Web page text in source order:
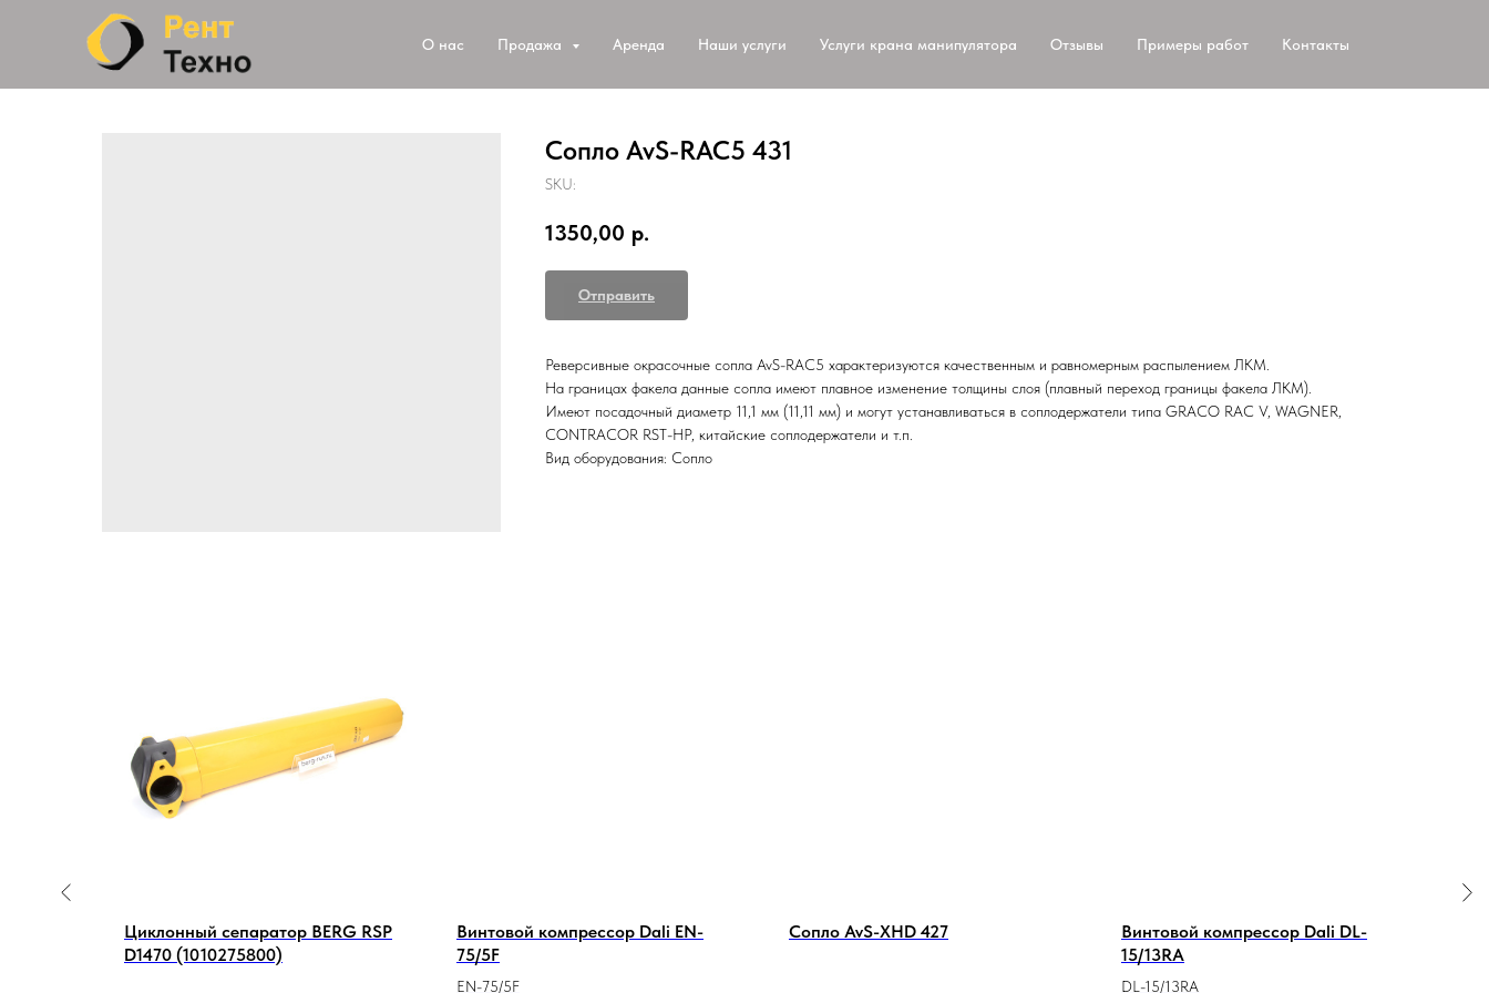
О нас Продажа Аренда Наши услуги Услуги крана манипулятора Отзывы Примеры работ Контакты
Сопло AvS-RAC5 431
SKU:
1350,00 р.
Отправить
Реверсивные окрасочные сопла AvS-RAC5 характеризуются качественным и равномерным распылением ЛКМ.
На границах факела данные сопла имеют плавное изменение толщины слоя (плавный переход границы факела ЛКМ).
Имеют посадочный диаметр 11,1 мм (11,11 мм) и могут устанавливаться в соплодержатели типа GRACO RAC V, WAGNER,
CONTRACOR RST-HP, китайские соплодержатели и т.п.
Вид оборудования: Сопло
Циклонный сепаратор BERG RSP
D1470 (1010275800)
Винтовой компрессор Dali EN-
75/5F
EN-75/5F
Сопло AvS-XHD 427
Винтовой компрессор Dali DL-
15/13RA
DL-15/13RA